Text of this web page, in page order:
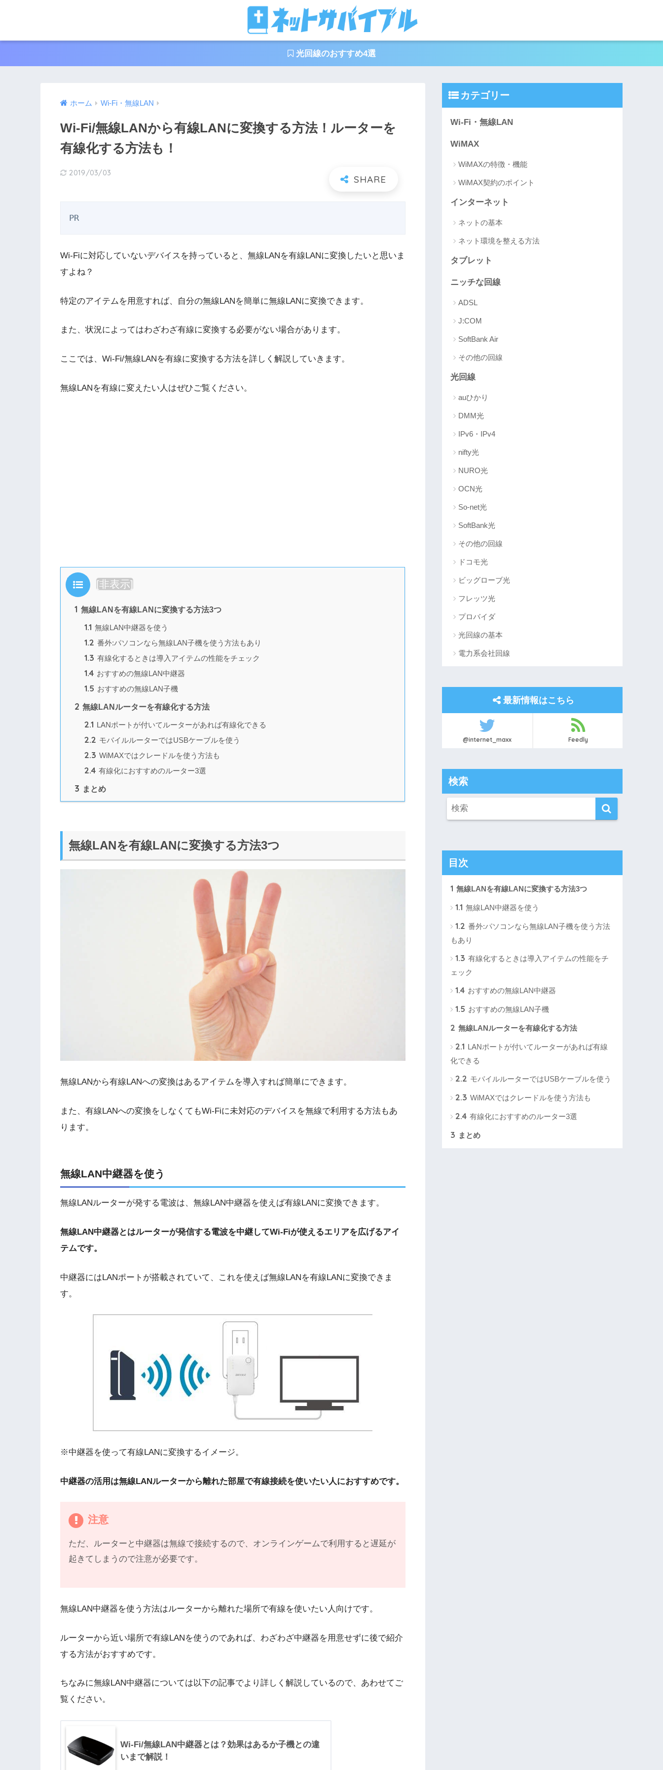
光回線のおすすめ4選
ホーム Wi-Fi・無線LAN
Wi-Fi/無線LANから有線LANに変換する方法！ルーターを
有線化する方法も！
2019/03/03
PR
Wi-Fiに対応していないデバイスを持っていると、無線LANを有線LANに変換したいと思いま
すよね？
特定のアイテムを用意すれば、自分の無線LANを簡単に無線LANに変換できます。
また、状況によってはわざわざ有線に変換する必要がない場合があります。
ここでは、Wi-Fi/無線LANを有線に変換する方法を詳しく解説していきます。
無線LANを有線に変えたい人はぜひご覧ください。
目次 [非表示]
1 無線LANを有線LANに変換する方法3つ
1.1 無線LAN中継器を使う
1.2 番外:パソコンなら無線LAN子機を使う方法もあり
1.3 有線化するときは導入アイテムの性能をチェック
1.4 おすすめの無線LAN中継器
1.5 おすすめの無線LAN子機
2 無線LANルーターを有線化する方法
2.1 LANポートが付いてルーターがあれば有線化できる
2.2 モバイルルーターではUSBケーブルを使う
2.3 WiMAXではクレードルを使う方法も
2.4 有線化におすすめのルーター3選
3 まとめ
無線LANを有線LANに変換する方法3つ
無線LANから有線LANへの変換はあるアイテムを導入すれば簡単にできます。
また、有線LANへの変換をしなくてもWi-Fiに未対応のデバイスを無線で利用する方法もあ
ります。
無線LAN中継器を使う
無線LANルーターが発する電波は、無線LAN中継器を使えば有線LANに変換できます。
無線LAN中継器とはルーターが発信する電波を中継してWi-Fiが使えるエリアを広げるアイ
テムです。
中継器にはLANポートが搭載されていて、これを使えば無線LANを有線LANに変換できま
す。
※中継器を使って有線LANに変換するイメージ。
中継器の活用は無線LANルーターから離れた部屋で有線接続を使いたい人におすすめです。
注意
ただ、ルーターと中継器は無線で接続するので、オンラインゲームで利用すると遅延が
起きてしまうので注意が必要です。
無線LAN中継器を使う方法はルーターから離れた場所で有線を使いたい人向けです。
ルーターから近い場所で有線LANを使うのであれば、わざわざ中継器を用意せずに後で紹介
する方法がおすすめです。
ちなみに無線LAN中継器については以下の記事でより詳しく解説しているので、あわせてご
覧ください。
Wi-Fi/無線LAN中継器とは？効果はあるか子機との違
いまで解説！
カテゴリー
Wi-Fi・無線LAN
WiMAX
WiMAXの特徴・機能
WiMAX契約のポイント
インターネット
ネットの基本
ネット環境を整える方法
タブレット
ニッチな回線
ADSL
J:COM
SoftBank Air
その他の回線
光回線
auひかり
DMM光
IPv6・IPv4
nifty光
NURO光
OCN光
So-net光
SoftBank光
その他の回線
ドコモ光
ビッグローブ光
フレッツ光
プロバイダ
光回線の基本
電力系会社回線
最新情報はこちら
@internet_maxx Feedly
検索
目次
1 無線LANを有線LANに変換する方法3つ
1.1 無線LAN中継器を使う
1.2 番外:パソコンなら無線LAN子機を使う方法
もあり
1.3 有線化するときは導入アイテムの性能をチ
ェック
1.4 おすすめの無線LAN中継器
1.5 おすすめの無線LAN子機
2 無線LANルーターを有線化する方法
2.1 LANポートが付いてルーターがあれば有線
化できる
2.2 モバイルルーターではUSBケーブルを使う
2.3 WiMAXではクレードルを使う方法も
2.4 有線化におすすめのルーター3選
3 まとめ